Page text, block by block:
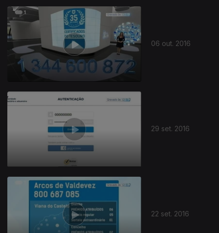
06 out. 2016
29 set. 2016
22 set. 2016